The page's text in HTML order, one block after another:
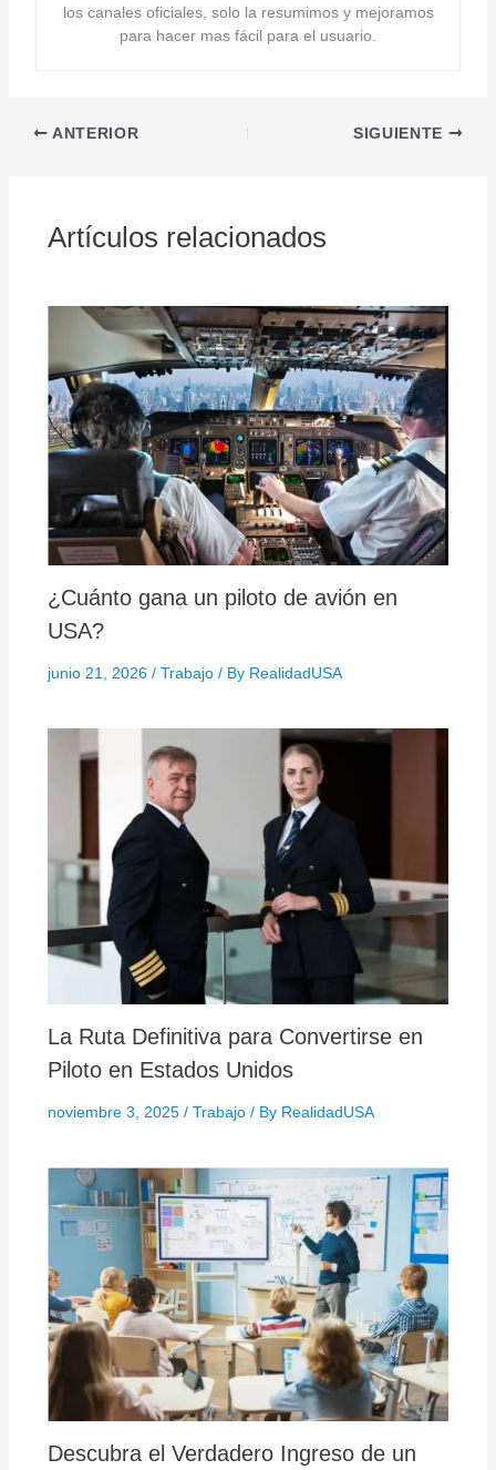
los canales oficiales, solo la resumimos y mejoramos
para hacer mas fácil para el usuario.
ANTERIOR SIGUIENTE
Artículos relacionados
¿Cuánto gana un piloto de avión en
USA?
junio 21, 2026 / Trabajo/ By RealidadUSA
La Ruta Definitiva para Convertirse en
Piloto en Estados Unidos
noviembre 3, 2025 / Trabajo/ By RealidadUSA
Descubra el Verdadero Ingreso de un